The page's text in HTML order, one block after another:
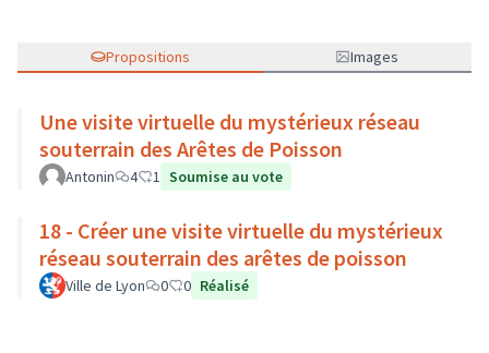
Propositions Images
Une visite virtuelle du mystérieux réseau
souterrain des Arêtes de Poisson
Antonin 4 1 Soumise au vote
18 - Créer une visite virtuelle du mystérieux
réseau souterrain des arêtes de poisson
Ville de Lyon 0 0 Réalisé